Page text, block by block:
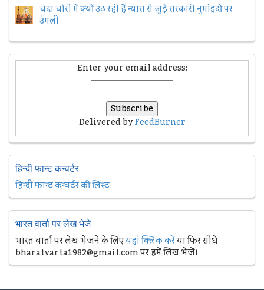
चंदा चोरी में क्यों उठ रही हैैं न्यास से जुड़े सरकारी नुमांइदों पर
उंगली
Enter your email address:
Delivered byFeedBurner
हिन्दी फान्ट कन्वर्टर
हिन्दी फान्ट कन्वर्टर की लिस्ट
भारत वार्ता पर लेख भेजे
भारत वार्ता पर लेख भेजने के लिएयहां क्लिक करेंया फिर सीधे
bharatvarta1982@gmail.com पर हमें लिख भेजें।